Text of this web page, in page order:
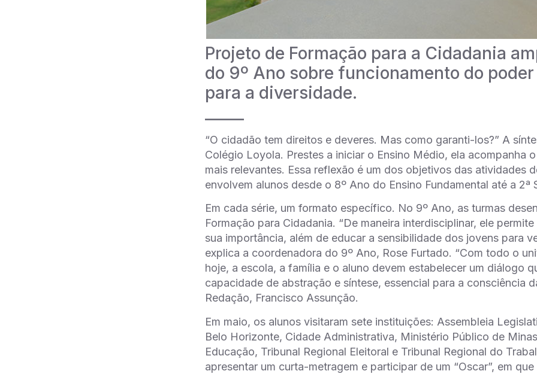
Projeto de Formação para a Cidadania
do 9º Ano sobre funcionamento do
para a diversidade.
“O cidadão tem direitos e deveres. Mas como garanti-los?” A
Colégio Loyola. Prestes a iniciar o Ensino Médio, ela acompanha
mais relevantes. Essa reflexão é um dos objetivos das atividades
envolvem alunos desde o 8º Ano do Ensino Fundamental até a 2ª
Em cada série, um formato específico. No 9º Ano, as turmas
Formação para Cidadania. “De maneira interdisciplinar, ele
sua importância, além de educar a sensibilidade dos jovens para
explica a coordenadora do 9º Ano, Rose Furtado. “Com todo o
hoje, a escola, a família e o aluno devem estabelecer um diálogo
capacidade de abstração e síntese, essencial para a consciência
Redação, Francisco Assunção.
Em maio, os alunos visitaram sete instituições: Assembleia
Belo Horizonte, Cidade Administrativa, Ministério Público de
Educação, Tribunal Regional Eleitoral e Tribunal Regional do
apresentar um curta-metragem e participar de um “Oscar”, em